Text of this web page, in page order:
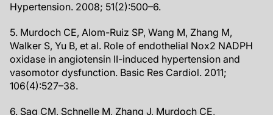
Hypertension. 2008; 51(2):500–6.
5. Murdoch CE, Alom-Ruiz SP, Wang M, Zhang M,
Walker S, Yu B, et al. Role of endothelial Nox2 NADPH
oxidase in angiotensin II-induced hypertension and
vasomotor dysfunction. Basic Res Cardiol. 2011;
106(4):527–38.
6. Sag CM, Schnelle M, Zhang J, Murdoch CE,